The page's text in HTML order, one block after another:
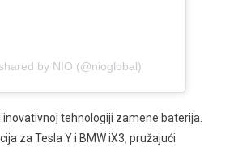
by NIO (@nioglobal)
inovativnoj tehnologiji zamene baterija.
za Tesla Y i BMW iX3, pružajući